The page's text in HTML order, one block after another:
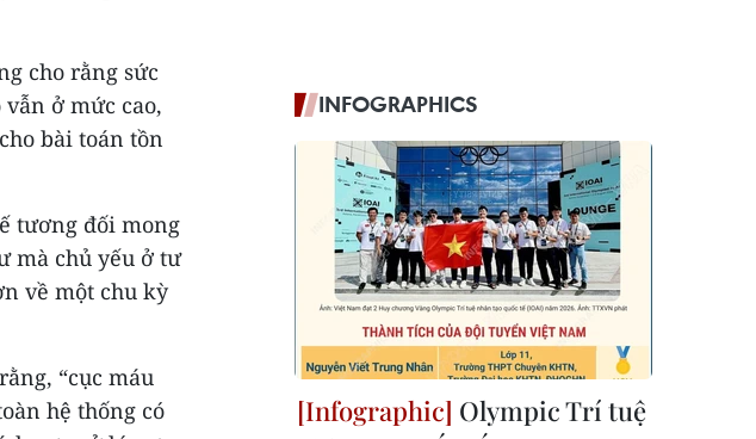
cho rằng sức
ở mức cao,
bài toán tồn
tương đối mong
mà chủ yếu ở tư
về một chu kỳ
“cục máu
hệ thống có
INFOGRAPHICS
Olympic Trí tuệ